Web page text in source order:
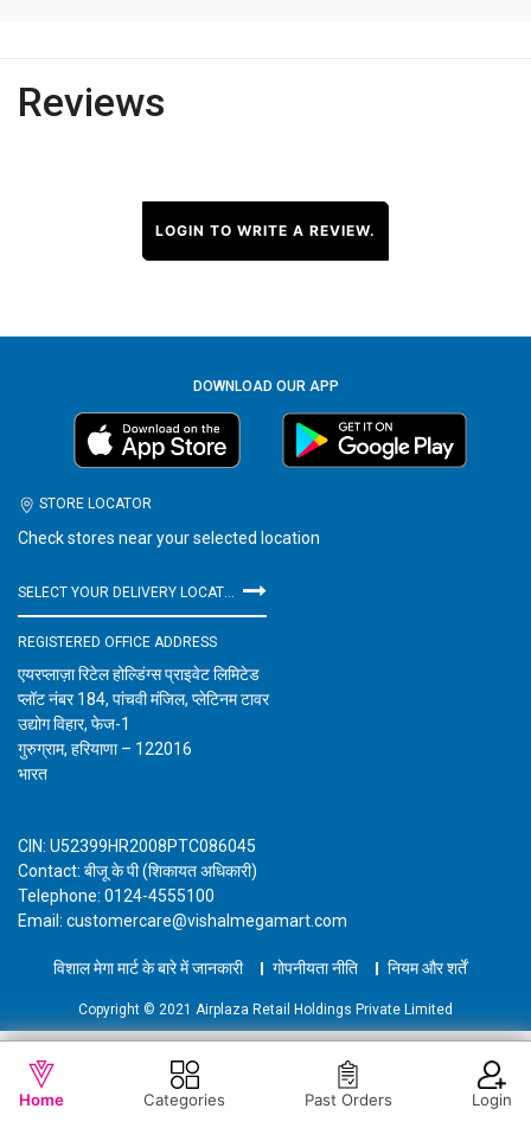
WISHLIST OUT OF STOCK
Reviews
LOGIN TO WRITE A REVIEW.
DOWNLOAD OUR APP
STORE LOCATOR
Check stores near your selected location
REGISTERED OFFICE ADDRESS
एयरप्लाज़ा रिटेल होल्डिंग्स प्राइवेट लिमिटेड
प्लॉट नंबर 184, पांचवी मंजिल, प्लेटिनम टावर
उद्योग विहार, फेज-1
गुरुग्राम, हरियाणा – 122016
भारत
CIN: U52399HR2008PTC086045
Contact: बीजू के पी (शिकायत अधिकारी)
Telephone: 0124-4555100
Email: customercare@vishalmegamart.com
विशाल मेगा मार्ट के बारे में जानकारी गोपनीयता नीति नियम और शर्तें
Copyright © 2021 Airplaza Retail Holdings Private Limited
Home Categories Past Orders Login